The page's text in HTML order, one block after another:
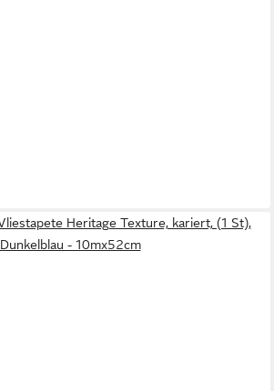
Heritage Texture, kariert, (1 St),
Dunkelblau - 10mx52cm